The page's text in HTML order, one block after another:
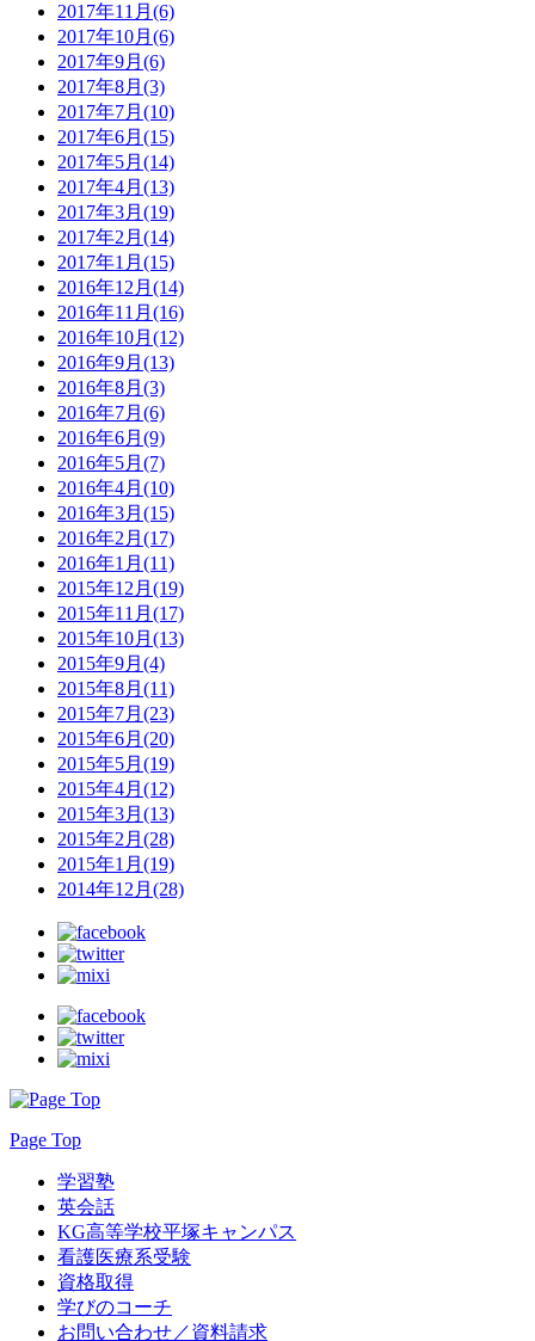
2017年11月(6)
2017年10月(6)
2017年9月(6)
2017年8月(3)
2017年7月(10)
2017年6月(15)
2017年5月(14)
2017年4月(13)
2017年3月(19)
2017年2月(14)
2017年1月(15)
2016年12月(14)
2016年11月(16)
2016年10月(12)
2016年9月(13)
2016年8月(3)
2016年7月(6)
2016年6月(9)
2016年5月(7)
2016年4月(10)
2016年3月(15)
2016年2月(17)
2016年1月(11)
2015年12月(19)
2015年11月(17)
2015年10月(13)
2015年9月(4)
2015年8月(11)
2015年7月(23)
2015年6月(20)
2015年5月(19)
2015年4月(12)
2015年3月(13)
2015年2月(28)
2015年1月(19)
2014年12月(28)
Page Top
学習塾
英会話
KG高等学校平塚キャンパス
看護医療系受験
資格取得
学びのコーチ
お問い合わせ／資料請求